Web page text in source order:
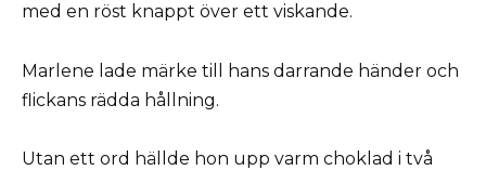
med en röst knappt över ett viskande.
Marlene lade märke till hans darrande händer och
flickans rädda hållning.
Utan ett ord hällde hon upp varm choklad i två